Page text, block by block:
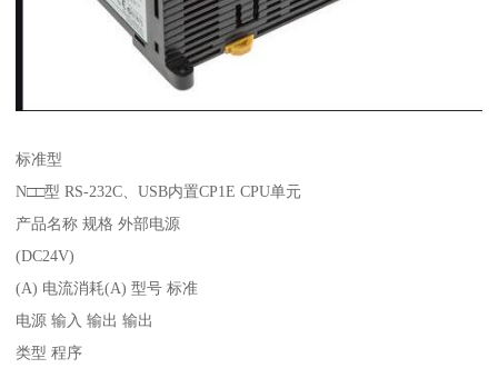
标准型
N□□型 RS-232C、USB内置CP1E CPU单元
产品名称 规格 外部电源
(DC24V)
(A) 电流消耗(A) 型号 标准
电源 输入 输出 输出
类型 程序